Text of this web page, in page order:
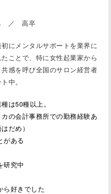
み ／ 高卒
初にメンタルサポートを業界に
ことで、特に女性起業家から
感を呼び全国のサロン経営者
中。
は50種以上。
の会計事務所での勤務経験あ
だめ）
ある
研究中
ら好きでした